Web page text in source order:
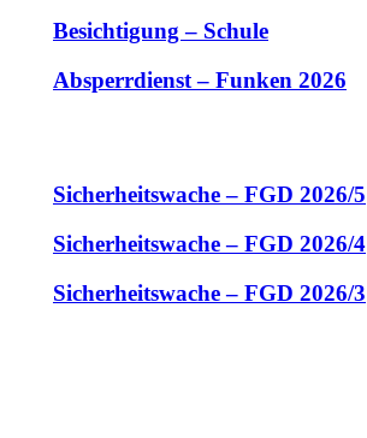
Besichtigung – Schule
Absperrdienst – Funken 2026
Sicherheitswache – FGD 2026/5
Sicherheitswache – FGD 2026/4
Sicherheitswache – FGD 2026/3